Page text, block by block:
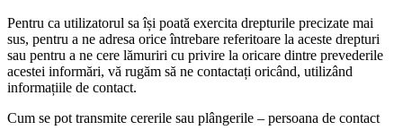
Pentru ca utilizatorul sa își poată exercita drepturile precizate mai
sus, pentru a ne adresa orice întrebare referitoare la aceste drepturi
sau pentru a ne cere lămuriri cu privire la oricare dintre prevederile
acestei informări, vă rugăm să ne contactați oricând, utilizând
informațiile de contact.
Cum se pot transmite cererile sau plângerile – persoana de contact